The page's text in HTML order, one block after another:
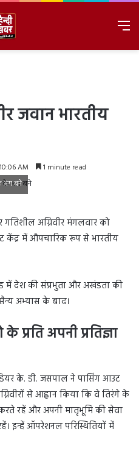
जवान भारतीय
AM 1 minute read
अंग बने
अग्निवीर मंगलवार को
केंद्र में औपचारिक रूप से भारतीय
में देश की संप्रभुता और अखंडता की
अभ्यास के बाद।
प्रति अपनी प्रतिज्ञा
के. डी. जसपाल ने पासिंग आउट
से आह्वान किया कि वे तिरंगे के
करते रहें और अपनी मातृभूमि की सेवा
इन्हें ऑपरेशनल परिस्थितियों में